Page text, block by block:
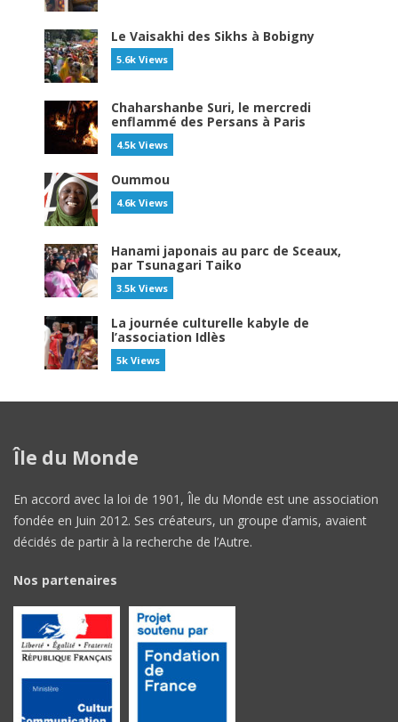
Le Vaisakhi des Sikhs à Bobigny
5.6k Views
Chaharshanbe Suri, le mercredi
enflammé des Persans à Paris
4.5k Views
Oummou
4.6k Views
Hanami japonais au parc de Sceaux,
par Tsunagari Taiko
3.5k Views
La journée culturelle kabyle de
l’association Idlès
5k Views
Île du Monde
En accord avec la loi de 1901, Île du Monde est une association
fondée en Juin 2012. Ses créateurs, un groupe d’amis, avaient
décidés de partir à la recherche de l’Autre.
Nos partenaires